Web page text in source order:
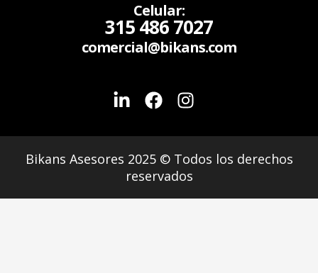
Celular:
315 486 7027
comercial@bikans.com
Bikans Asesores 2025 © Todos los derechos
reservados